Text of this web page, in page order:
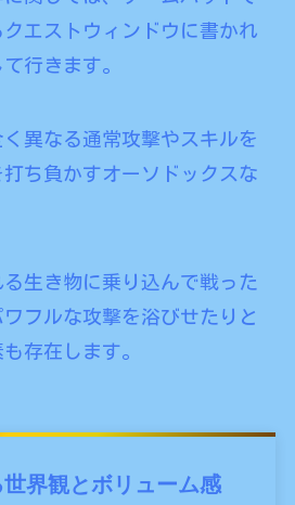
エストウィンドウに書かれ
行きます。
異なる通常攻撃やスキルを
ち負かすオーソドックスな
る生き物に乗り込んで戦った
フルな攻撃を浴びせたりと
存在します。
界観とボリューム感